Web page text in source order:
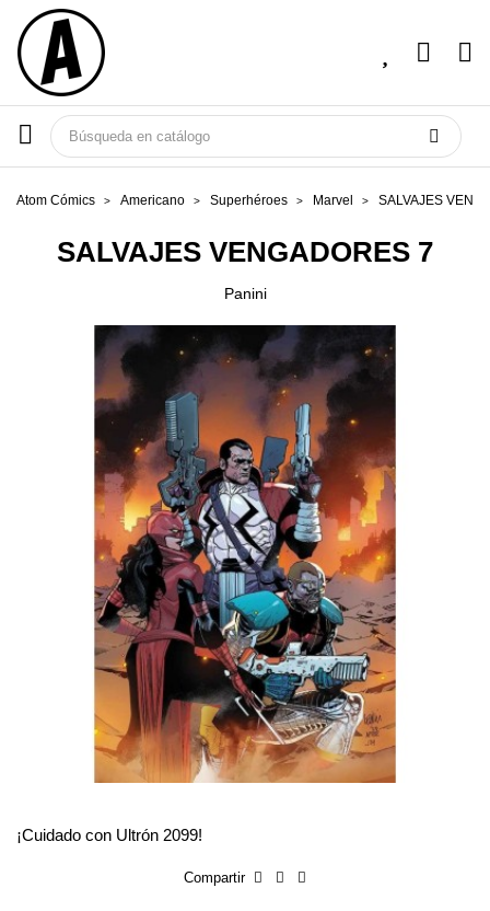
Atom Cómics Americano Superhéroes Marvel SALVAJES
SALVAJES VENGADORES 7
Panini
¡Cuidado con Ultrón 2099!
Compartir